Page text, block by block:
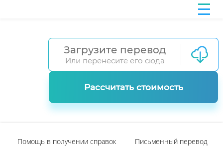
Загрузите перевод
Или перенесите его сюда
Рассчитать стоимость
Помощь в получении справок Письменный перевод